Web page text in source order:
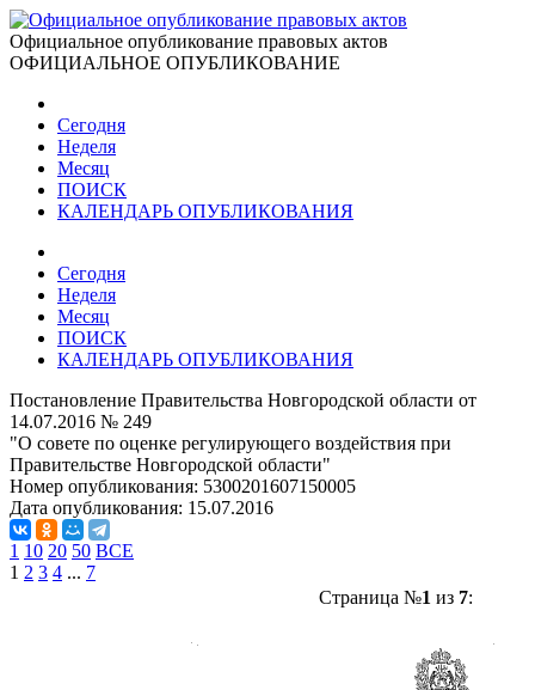
Официальное опубликование правовых актов
ОФИЦИАЛЬНОЕ ОПУБЛИКОВАНИЕ
Сегодня
Неделя
Месяц
ПОИСК
КАЛЕНДАРЬ ОПУБЛИКОВАНИЯ
Сегодня
Неделя
Месяц
ПОИСК
КАЛЕНДАРЬ ОПУБЛИКОВАНИЯ
Постановление Правительства Новгородской области от
14.07.2016 № 249
"О совете по оценке регулирующего воздействия при
Правительстве Новгородской области"
Номер опубликования: 5300201607150005
Дата опубликования: 15.07.2016
1 10 20 50 ВСЕ
1 2 3 4 ... 7
Страница №1 из 7: